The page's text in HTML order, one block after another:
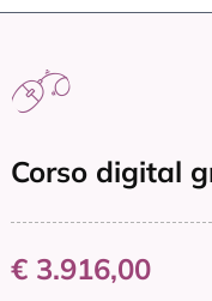
Corso digital
€ 3.916,00